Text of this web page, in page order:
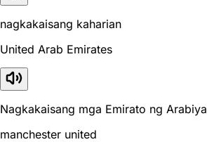
nagkakaisang kaharian
United Arab Emirates
Nagkakaisang mga Emirato ng Arabiya
manchester united